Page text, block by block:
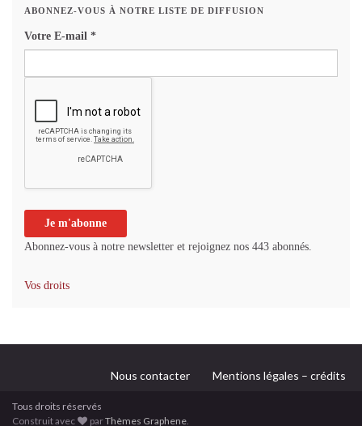
ABONNEZ-VOUS À NOTRE LISTE DE DIFFUSION
Votre E-mail *
Abonnez-vous à notre newsletter et rejoignez nos 443 abonnés.
Vos droits
Nous contacter Mentions légales – crédits
Tous droits réservés
Construit avec
parThèmes Graphene